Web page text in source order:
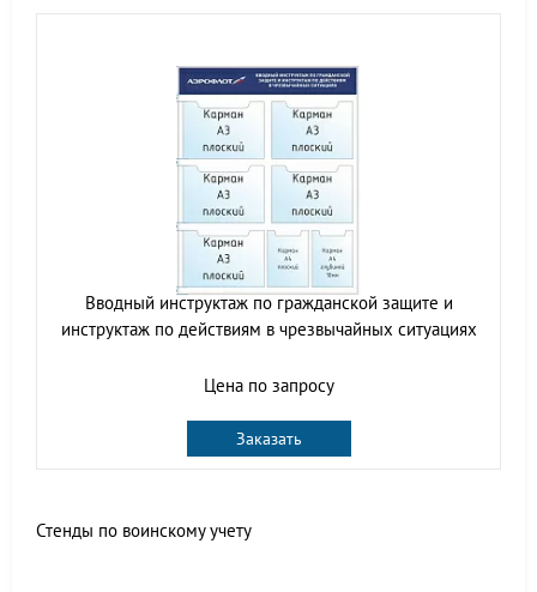
Вводный инструктаж по гражданской защите и
инструктаж по действиям в чрезвычайных ситуациях
Цена по запросу
Заказать
Стенды по воинскому учету